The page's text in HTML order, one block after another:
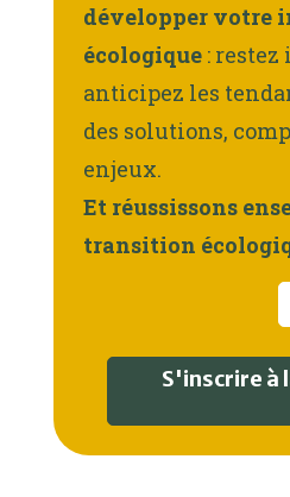
développer votre
écologique :
anticipez les
des solutions,
enjeux.
Et réussissons
transition
S'inscrire à